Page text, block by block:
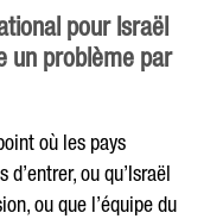
pour Israël
un problème par
où les pays
ou qu’Israël
ou que l’équipe du